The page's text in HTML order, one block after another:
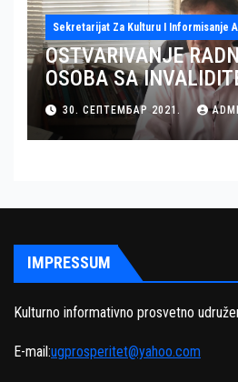
Sekretarijat Za Kulturu I Informisanje
OSTVARIVANJE
OSOBA SA
TERITORIJI OKRUGA
– GRAD PANČEVO
30. СЕПТЕМБАР 2021.
IMPRESSUM
Kulturno informativno prosvetno
E-mail:ugprosperitet@yahoo.com